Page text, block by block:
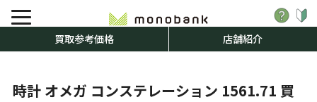
買取参考価格 店舗紹介
時計 オメガ コンステレーション 1561.71 買